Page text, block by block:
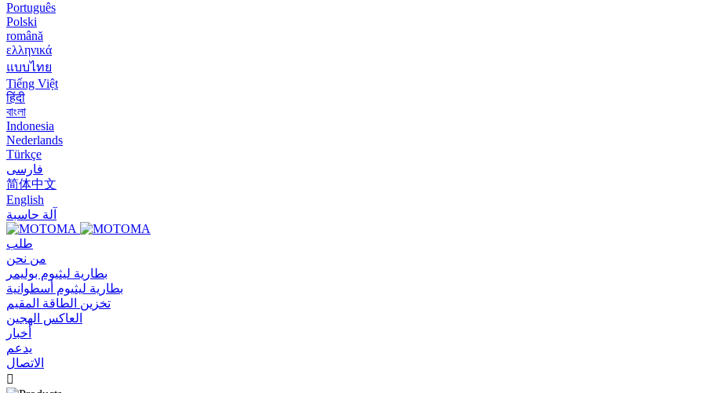
Português
Polski
română
ελληνικά
แบบไทย
Tiếng Việt
हिंदी
বাংলা
Indonesia
Nederlands
Türkçe
فارسی
简体中文
English
آلة حاسبة
طلب
من نحن
بطارية ليثيوم بوليمر
بطارية ليثيوم أسطوانية
تخزين الطاقة المقيم
العاكس الهجين
أخبار
يدعم
الاتصال
